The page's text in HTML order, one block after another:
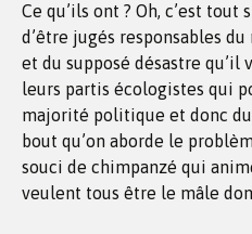
Ce qu’ils ont ? Oh, c’est
d’être jugés responsables
et du supposé désastre qu’il
leurs partis écologistes qui
majorité politique et donc
bout qu’on aborde le
souci de chimpanzé qui
veulent tous être le mâle